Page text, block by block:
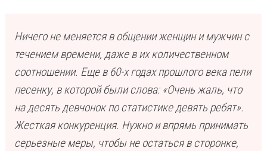
Ничего не меняется в общении женщин и мужчин с
течением времени, даже в их количественном
соотношении. Еще в 60-х годах прошлого века пели
песенку, в которой были слова: «Очень жаль, что
на десять девчонок по статистике девять ребят».
Жесткая конкуренция. Нужно и впрямь принимать
серьезные меры, чтобы не остаться в сторонке,